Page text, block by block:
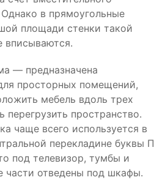
в прямоугольные
площади стенки такой
вписываются.
— предназначена
просторных помещений,
мебель вдоль трех
перегрузить пространство.
чаще всего используется в
перекладине буквы П
под телевизор, тумбы и
части отведены под шкафы.